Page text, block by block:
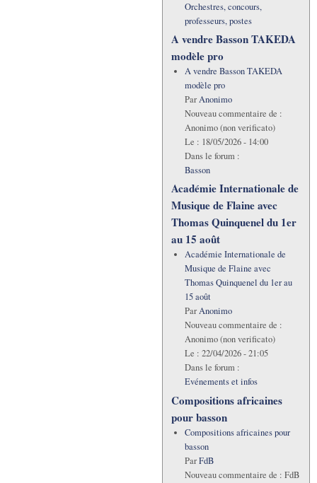
Orchestres, concours,
professeurs, postes
A vendre Basson TAKEDA
modèle pro
A vendre Basson TAKEDA
modèle pro
ParAnonimo
Nouveau commentaire de :
Anonimo (non verificato)
Le : 18/05/2026 - 14:00
Dans le forum :
Basson
Académie Internationale de
Musique de Flaine avec
Thomas Quinquenel du 1er
au 15 août
Académie Internationale de
Musique de Flaine avec
Thomas Quinquenel du 1er au
15 août
ParAnonimo
Nouveau commentaire de :
Anonimo (non verificato)
Le : 22/04/2026 - 21:05
Dans le forum :
Evénements et infos
Compositions africaines
pour basson
Compositions africaines pour
basson
ParFdB
Nouveau commentaire de : FdB